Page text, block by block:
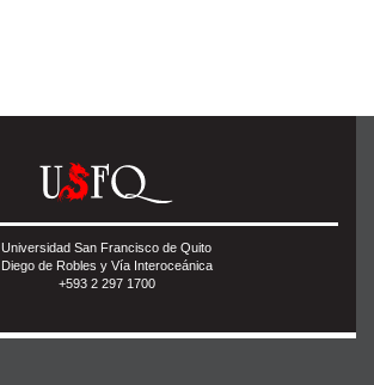
Universidad San Francisco de Quito
Diego de Robles y Vía Interoceánica
+593 2 297 1700